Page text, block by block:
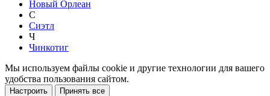
Новый Орлеан
С
Сиэтл
Ч
Чинкотиг
Мы используем файлы cookie и другие технологии для вашего
удобства пользования сайтом.
Настроить Принять все